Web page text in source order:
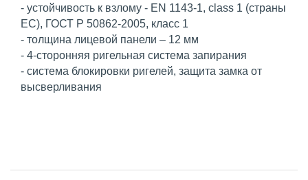
- устойчивость к взлому - EN 1143-1, class 1 (страны
ЕС), ГОСТ Р 50862-2005, класс 1
- толщина лицевой панели – 12 мм
- 4-сторонняя ригельная система запирания
- система блокировки ригелей, защита замка от
высверливания